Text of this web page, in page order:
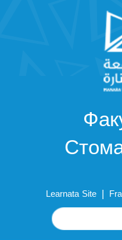
Learnata Site |